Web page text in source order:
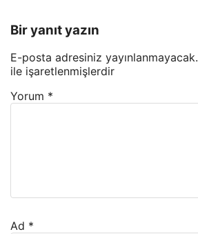
Bir yanıt yazın
E-posta adresiniz yayınlanmayacak.
ile işaretlenmişlerdir
Yorum *
Ad *